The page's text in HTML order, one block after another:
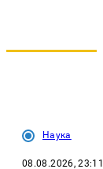
Наука
08.08.2026, 23:11